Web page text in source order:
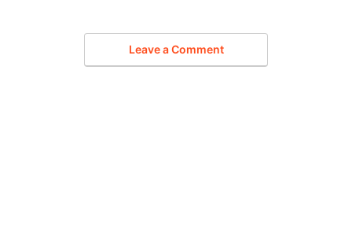
Leave a Comment